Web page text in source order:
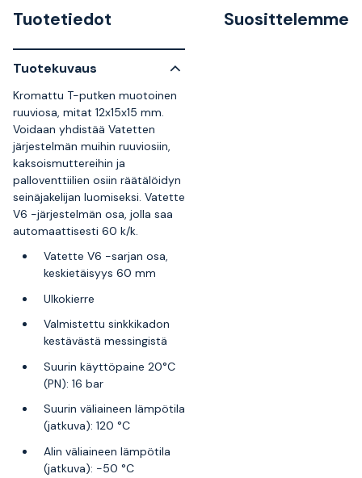
Tuotetiedot
Tuotekuvaus
Kromattu T-putken muotoinen
ruuviosa, mitat 12x15x15 mm.
Voidaan yhdistää Vatetten
järjestelmän muihin ruuviosiin,
kaksoismuttereihin ja
palloventtiilien osiin räätälöidyn
seinäjakelijan luomiseksi. Vatette
V6 -järjestelmän osa, jolla saa
automaattisesti 60 k/k.
Vatette V6 -sarjan osa,
keskietäisyys 60 mm
Ulkokierre
Valmistettu sinkkikadon
kestävästä messingistä
Suurin käyttöpaine 20°C
(PN): 16 bar
Suurin väliaineen lämpötila
(jatkuva): 120 °C
Alin väliaineen lämpötila
(jatkuva): -50 °C
Suosittelemme